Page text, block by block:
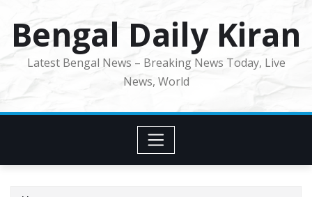
Bengal Daily Kiran
Latest Bengal News – Breaking News Today, Live
News, World